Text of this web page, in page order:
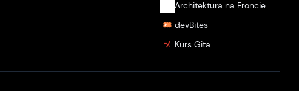
Architektura na Froncie
devBites
Kurs Gita